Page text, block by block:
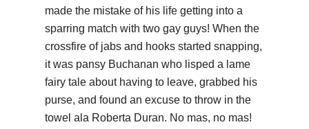
made the mistake of his life getting into a
sparring match with two gay guys! When the
crossfire of jabs and hooks started snapping,
it was pansy Buchanan who lisped a lame
fairy tale about having to leave, grabbed his
purse, and found an excuse to throw in the
towel ala Roberta Duran. No mas, no mas!